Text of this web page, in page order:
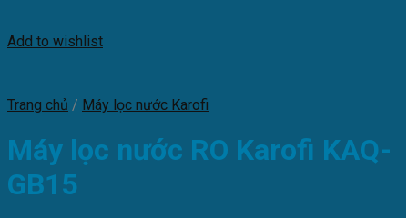
Add to wishlist
Trang chủ / Máy lọc nước Karofi
Máy lọc nước RO Karofi KAQ-
GB15